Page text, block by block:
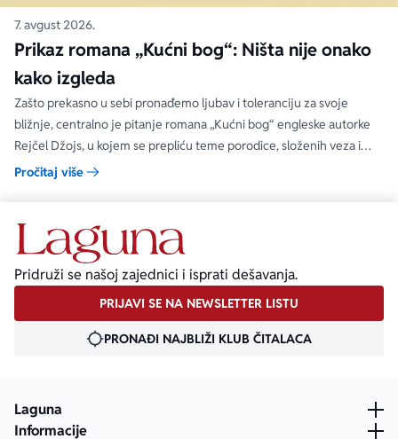
7. avgust 2026.
Prikaz romana „Kućni bog“: Ništa nije onako
kako izgleda
Zašto prekasno u sebi pronađemo ljubav i toleranciju za svoje
bližnje, centralno je pitanje romana „Kućni bog“ engleske autorke
Rejčel Džojs, u kojem se prepliću teme porodice, složenih veza i
umetnosti.
Pročitaj više
Pridruži se našoj zajednici i isprati dešavanja.
PRIJAVI SE NA NEWSLETTER LISTU
PRONAĐI NAJBLIŽI KLUB ČITALACA
Laguna
Informacije